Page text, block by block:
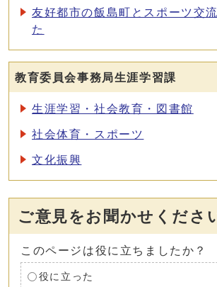
友好都市の飯島町とスポーツ交
た
教育委員会事務局生涯学習課
生涯学習・社会教育・図書館
社会体育・スポーツ
文化振興
ご意見をお聞かせくださ
このページは役に立ちましたか？
役に立った